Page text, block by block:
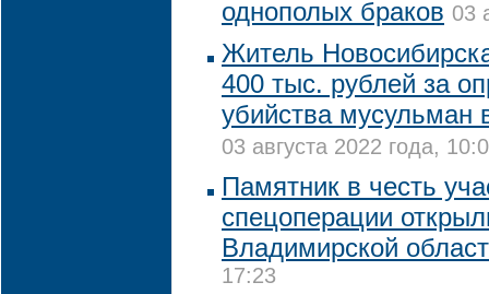
однополых браков 03
Житель
400 тыс. рублей за
убийства мусульман
03 августа 2022 года,
Памятник в честь
спецоперации
Владимирской
17:23